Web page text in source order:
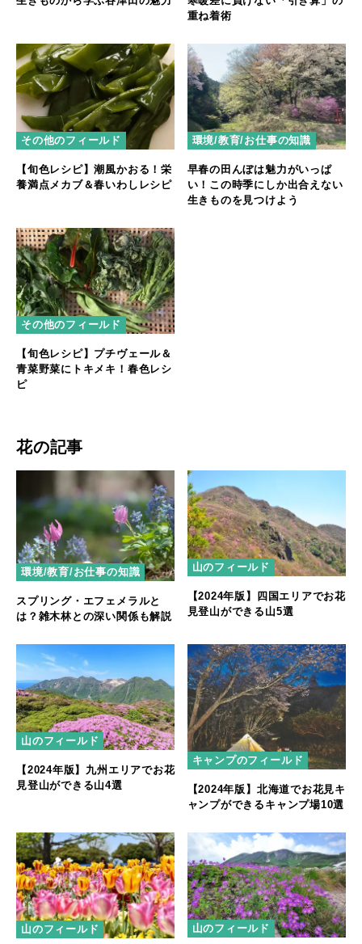
重ね着術
その他のフィールド
【旬色レシピ】潮風かおる！栄
養満点メカブ＆春いわしレシピ
環境/教育/お仕事の知識
早春の田んぼは魅力がいっぱ
い！この時季にしか出合えない
生きものを見つけよう
その他のフィールド
【旬色レシピ】プチヴェール＆
青菜野菜にトキメキ！春色レシ
ピ
花の記事
環境/教育/お仕事の知識
スプリング・エフェメラルと
は？雑木林との深い関係も解説
山のフィールド
【2024年版】四国エリアでお花
見登山ができる山5選
山のフィールド
【2024年版】九州エリアでお花
見登山ができる山4選
キャンプのフィールド
【2024年版】北海道でお花見キ
ャンプができるキャンプ場10選
山のフィールド 山のフィールド